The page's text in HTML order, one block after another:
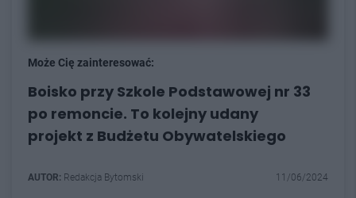
Może Cię zainteresować:
Boisko przy Szkole Podstawowej nr 33
po remoncie. To kolejny udany
projekt z Budżetu Obywatelskiego
AUTOR: Redakcja Bytomski 11/06/2024